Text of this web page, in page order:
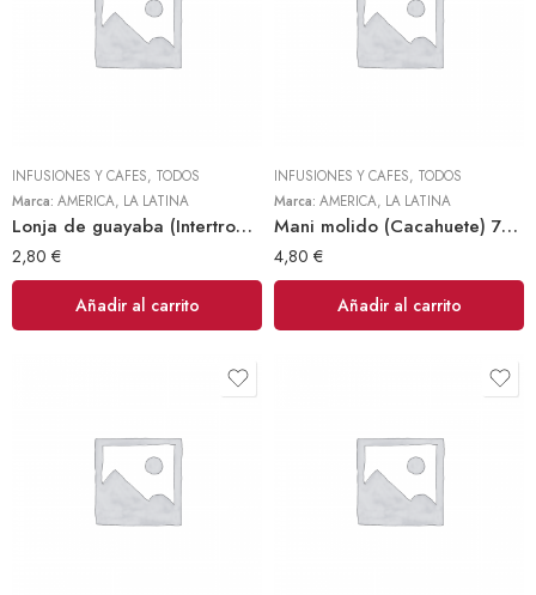
INFUSIONES Y CAFES, TODOS
Marca: AMERICA, LA LATINA
Lonja de guayaba (Intertropico) 300gr
2,80 €
Añadir al carrito
INFUSIONES Y CAFES, TODOS
Marca: AMERICA, LA LATINA
Mani molido (Cacahuete) 700gr Frinuts
4,80 €
Añadir al carrito